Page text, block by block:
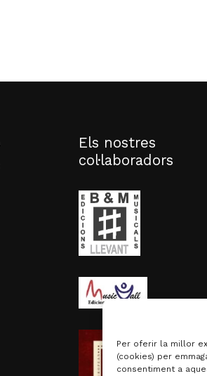
Per oferir la millor
(cookies) per
consentiment a
Els nostres
col·laboradors